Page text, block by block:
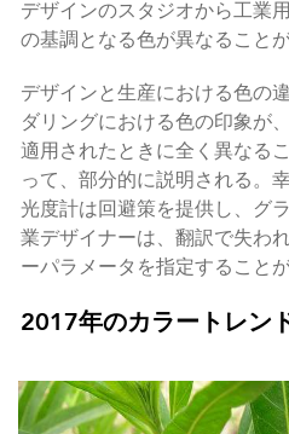
デザインのスタジオから工業
の基調となる色が異なること
デザインと生産における色の
ダリングにおける色の印象が
適用されたときに全く異なる
って、部分的に説明される。
光度計は回避策を提供し、グ
業デザイナーは、翻訳で失わ
ーパラメータを指定することが
2017年のカラートレン